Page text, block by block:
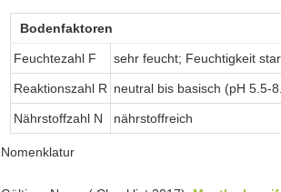
Bodenfaktoren
Feuchtezahl F sehr feucht; Feuchtigkeit
Reaktionszahl R neutral bis basisch (pH 5.5-
Nährstoffzahl N nährstoffreich
Nomenklatur